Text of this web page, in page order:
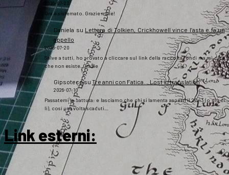
2026-07-20
Ora è sistemato. Grazie mille!
Daniela su Lettera di Tolkien, Crickhowell vince l’asta e fa un
appello
2026-07-20
Salve a tutti, ho provato a cliccare sul link della raccolta fondi ma mi dice
che non esiste. Grazie
Gipsotecosu Tre anni con Fatica… Lost in translation
2026-07-10
Passatemi la battuta: e lasciamo che chi si lamenta aspetti il 2043 (o giù di
lì), così una volta scaduti…
Link esterni: